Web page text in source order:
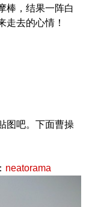
棒，结果一阵白
走去的心情！
图吧。下面曹操
neatorama